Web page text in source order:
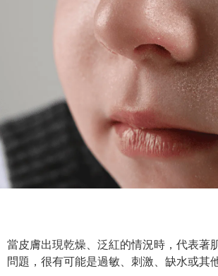
當皮膚出現乾燥、泛紅的情況時，代表著
問題，很有可能是過敏、刺激、缺水或其